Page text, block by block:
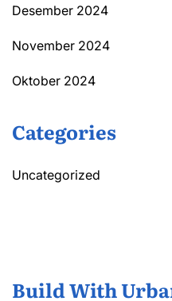
Desember 2024
November 2024
Oktober 2024
Categories
Uncategorized
Build With